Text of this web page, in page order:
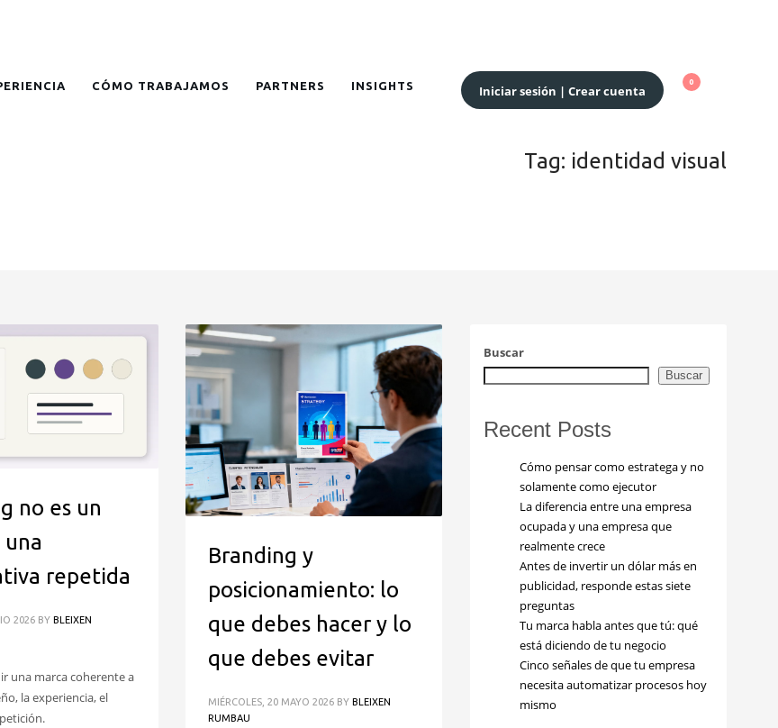
CÓMO TRABAJAMOS PARTNERS INSIGHTS Iniciar sesión | Crear cuenta
Tag: identidad visual
no es un
una
repetida
2026 BY BLEIXEN
una marca coherente a
la experiencia, el
Branding y
posicionamiento: lo
que debes hacer y lo
que debes evitar
MIÉRCOLES, 20 MAYO 2026 BY BLEIXEN
RUMBAU
Buscar
Buscar
Recent Posts
Cómo pensar como estratega y no
solamente como ejecutor
La diferencia entre una empresa
ocupada y una empresa que
realmente crece
Antes de invertir un dólar más en
publicidad, responde estas siete
preguntas
Tu marca habla antes que tú: qué
está diciendo de tu negocio
Cinco señales de que tu empresa
necesita automatizar procesos hoy
mismo